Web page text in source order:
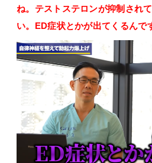
ね。テストステロンが抑制され
い。ED症状とかが出てくるんで